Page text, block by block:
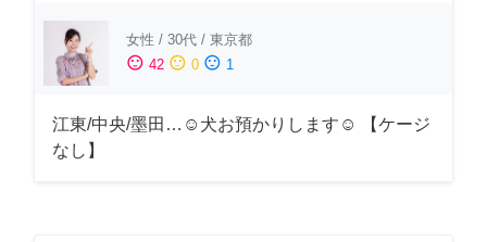
女性 / 30代 / 東京都
sentiment_satisfied 42 sentiment_neutral 0 sentiment_dissatisfied 1
江東/中央/墨田…☺︎犬お預かりします☺︎ 【ケージ
なし】